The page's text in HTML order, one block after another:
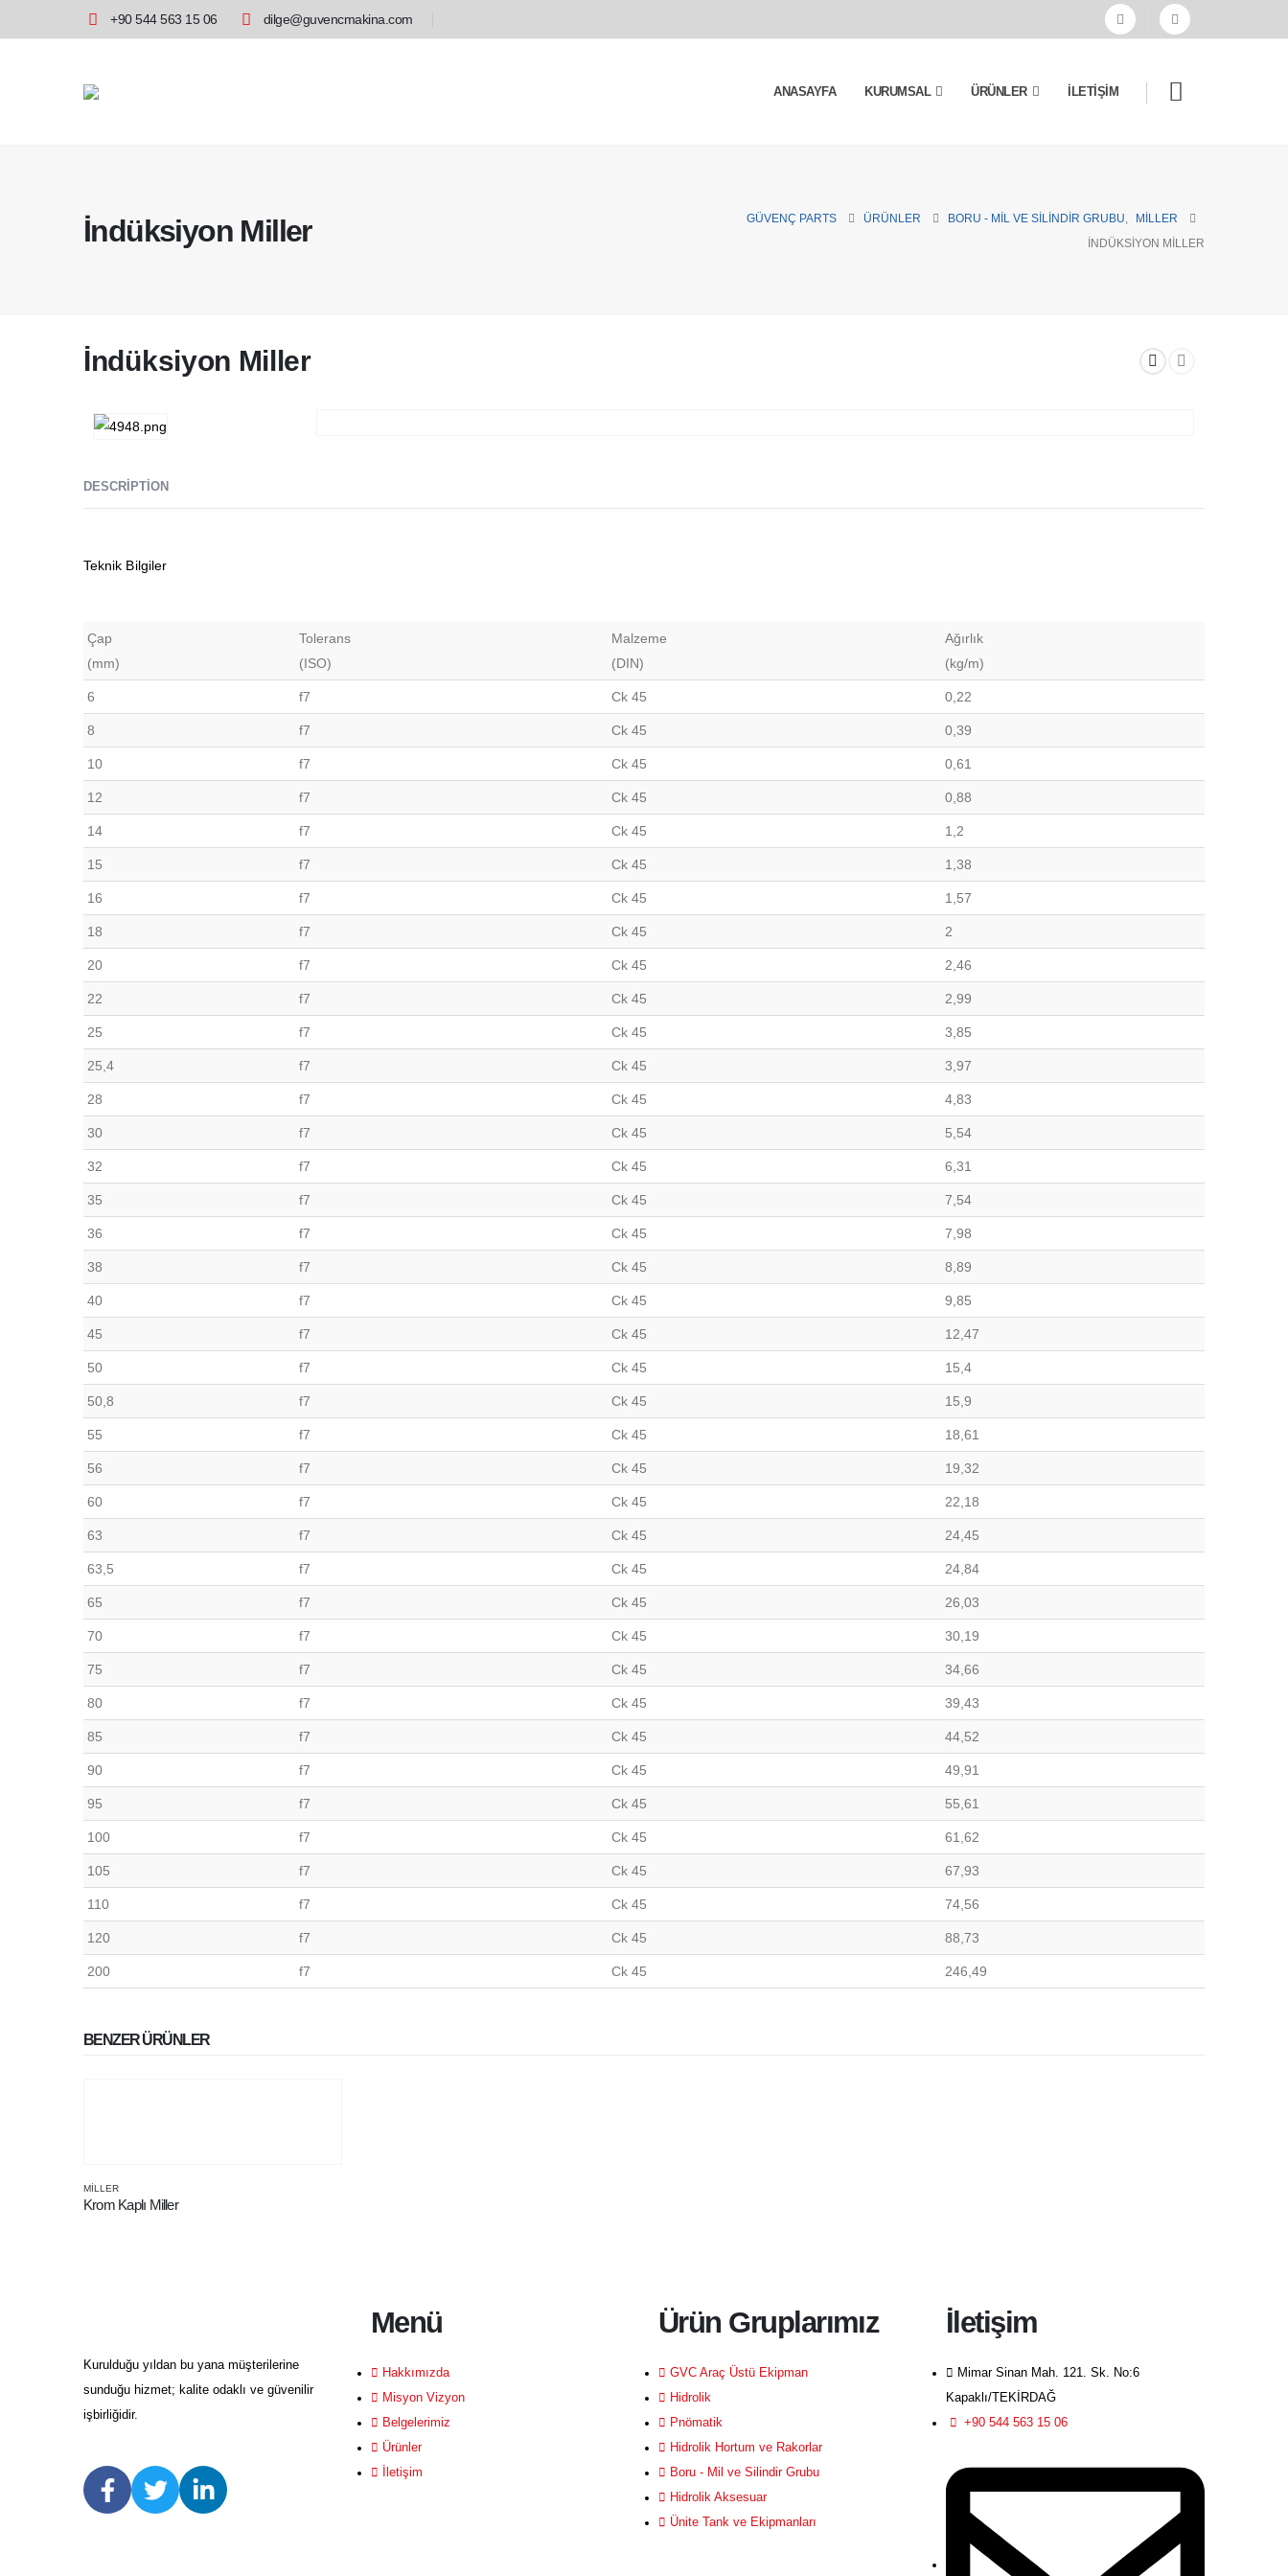
+90 544 563 15 06 dilge@guvencmakina.com
ANASAYFA KURUMSAL ÜRÜNLER İLETIŞIM
İndüksiyon Miller GÜVENÇ PARTS ÜRÜNLER BORU - MIL VE SILINDIR GRUBU
MILLER
İNDÜKSIYON MILLER
İndüksiyon Miller
DESCRIPTION
Teknik Bilgiler
Çap
(mm)
Tolerans
(ISO)
Malzeme
(DIN)
Ağırlık
(kg/m)
6 f7 Ck 45 0,22
8 f7 Ck 45 0,39
10 f7 Ck 45 0,61
12 f7 Ck 45 0,88
14 f7 Ck 45 1,2
15 f7 Ck 45 1,38
16 f7 Ck 45 1,57
18 f7 Ck 45 2
20 f7 Ck 45 2,46
22 f7 Ck 45 2,99
25 f7 Ck 45 3,85
25,4 f7 Ck 45 3,97
28 f7 Ck 45 4,83
30 f7 Ck 45 5,54
32 f7 Ck 45 6,31
35 f7 Ck 45 7,54
36 f7 Ck 45 7,98
38 f7 Ck 45 8,89
40 f7 Ck 45 9,85
45 f7 Ck 45 12,47
50 f7 Ck 45 15,4
50,8 f7 Ck 45 15,9
55 f7 Ck 45 18,61
56 f7 Ck 45 19,32
60 f7 Ck 45 22,18
63 f7 Ck 45 24,45
63,5 f7 Ck 45 24,84
65 f7 Ck 45 26,03
70 f7 Ck 45 30,19
75 f7 Ck 45 34,66
80 f7 Ck 45 39,43
85 f7 Ck 45 44,52
90 f7 Ck 45 49,91
95 f7 Ck 45 55,61
100 f7 Ck 45 61,62
105 f7 Ck 45 67,93
110 f7 Ck 45 74,56
120 f7 Ck 45 88,73
200 f7 Ck 45 246,49
BENZER ÜRÜNLER
MILLER
Krom Kaplı Miller
Kurulduğu yıldan bu yana müşterilerine
sunduğu hizmet; kalite odaklı ve güvenilir
işbirliğidir.
Menü
Hakkımızda
Misyon Vizyon
Belgelerimiz
Ürünler
İletişim
Ürün Gruplarımız
GVC Araç Üstü Ekipman
Hidrolik
Pnömatik
Hidrolik Hortum ve Rakorlar
Boru - Mil ve Silindir Grubu
Hidrolik Aksesuar
Ünite Tank ve Ekipmanları
İletişim
Mimar Sinan Mah. 121. Sk. No:6
Kapaklı/TEKİRDAĞ
+90 544 563 15 06